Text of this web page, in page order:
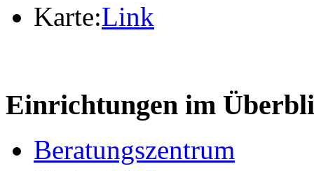
Karte:Link
Einrichtungen im
Beratungszentrum